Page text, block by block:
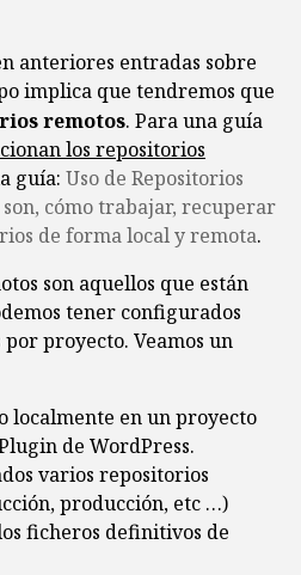
anteriores entradas sobre
implica que tendremos que
remotos. Para una guía
los repositorios
guía: Uso de Repositorios
son, cómo trabajar, recuperar
de forma local y remota.
son aquellos que están
tener configurados
proyecto. Veamos un
localmente en un proyecto
de WordPress.
varios repositorios
producción, etc …)
ficheros definitivos de